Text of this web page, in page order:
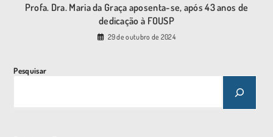
Profa. Dra. Maria da Graça aposenta-se, após 43 anos de
dedicação à FOUSP
29 de outubro de 2024
Pesquisar